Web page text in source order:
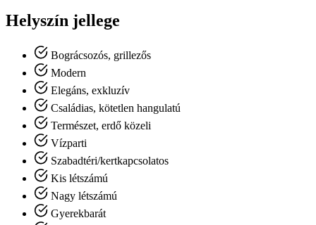
Helyszín jellege
Bográcsozós, grillezős
Modern
Elegáns, exkluzív
Családias, kötetlen hangulatú
Természet, erdő közeli
Vízparti
Szabadtéri/kertkapcsolatos
Kis létszámú
Nagy létszámú
Gyerekbarát